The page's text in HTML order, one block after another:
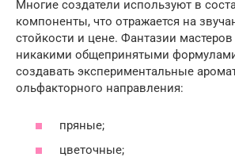
Многие создатели используют в
компоненты, что отражается на
стойкости и цене. Фантазии
никакими общепринятыми
создавать экспериментальные
ольфакторного направления:
пряные;
цветочные;